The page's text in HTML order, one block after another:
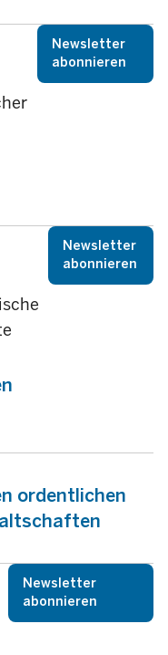
Newsletter
abonnieren
Newsletter
abonnieren
ordentlichen
Newsletter
abonnieren